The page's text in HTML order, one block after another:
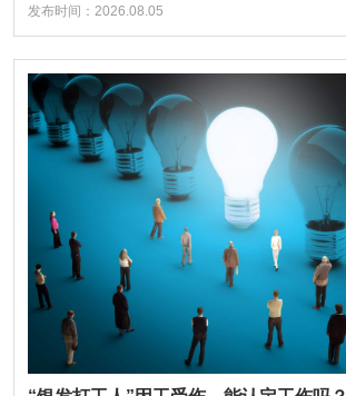
发布时间：2026.08.05